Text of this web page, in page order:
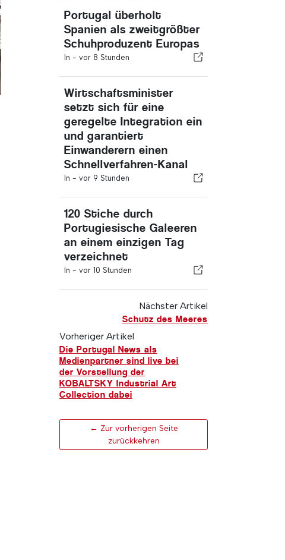
Portugal überholt
Spanien als zweitgrößter
Schuhproduzent Europas
In - vor 8 Stunden
Wirtschaftsminister
setzt sich für eine
geregelte Integration ein
und garantiert
Einwanderern einen
Schnellverfahren-Kanal
In - vor 9 Stunden
120 Stiche durch
Portugiesische Galeeren
an einem einzigen Tag
verzeichnet
In - vor 10 Stunden
Nächster Artikel
Schutz des Meeres
Vorheriger Artikel
Die Portugal News als
Medienpartner sind live bei
der Vorstellung der
KOBALTSKY Industrial Art
Collection dabei
← Zur vorherigen Seite
zurückkehren